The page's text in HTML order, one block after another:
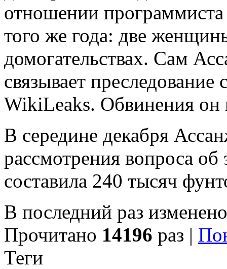
отношении программиста
того же года: две
домогательствах. Сам
связывает преследование
WikiLeaks. Обвинения он
В середине декабря
рассмотрения вопроса
составила 240 тысяч
В последний раз
Прочитано 14196 раз |
Теги